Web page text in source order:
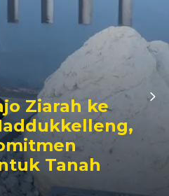
Sesama, Dinas
Kota
Bakti Sosial